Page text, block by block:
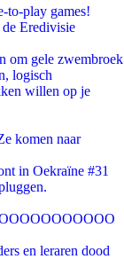
to-play games!
Eredivisie
om gele zwembroek
logisch
willen op je
komen naar
in Oekraïne #31
en leraren dood